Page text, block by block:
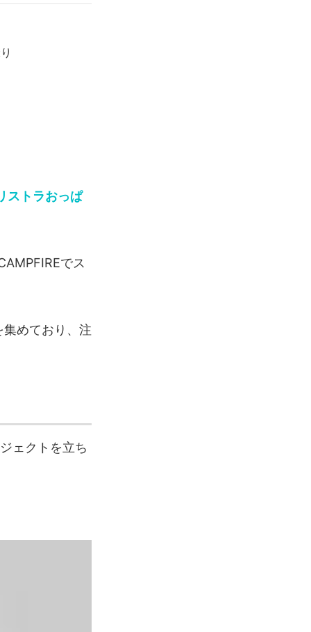
ストラおっぱ
でス
めており、注
ェクトを立ち